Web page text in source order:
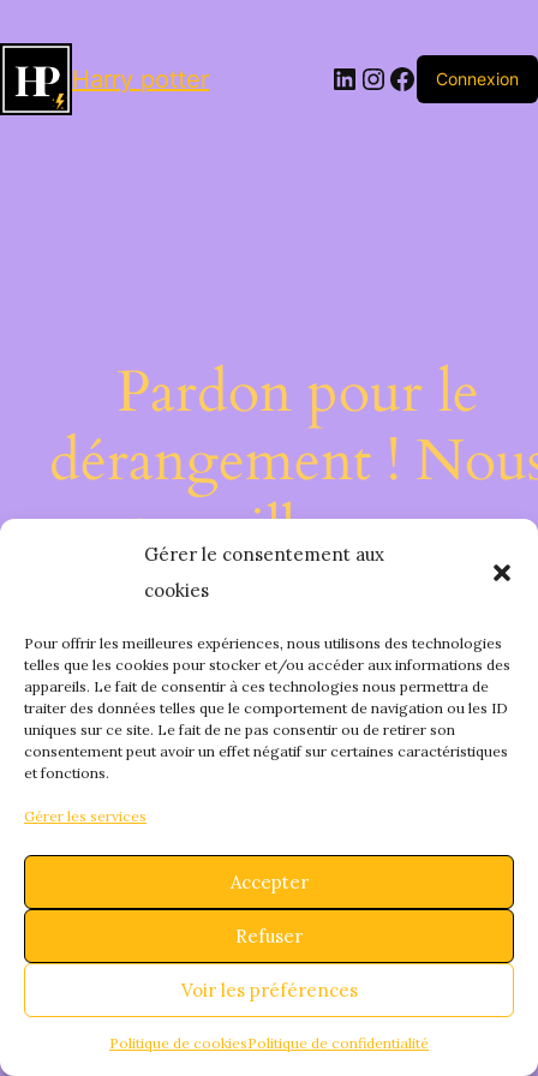
Gérer le consentement aux
cookies
Pour offrir les meilleures expériences, nous utilisons des technologies
telles que les cookies pour stocker et/ou accéder aux informations des
appareils. Le fait de consentir à ces technologies nous permettra de
traiter des données telles que le comportement de navigation ou les ID
uniques sur ce site. Le fait de ne pas consentir ou de retirer son
consentement peut avoir un effet négatif sur certaines caractéristiques
et fonctions.
Gérer les services
Accepter
Refuser
Voir les préférences
Politique de cookiesPolitique de confidentialité
Harry potter LinkedIn
Instagram
Facebook
Connexion
Pardon pour le
dérangement !
travaillons sur
quelque chose de
fantastique –
bientôt !